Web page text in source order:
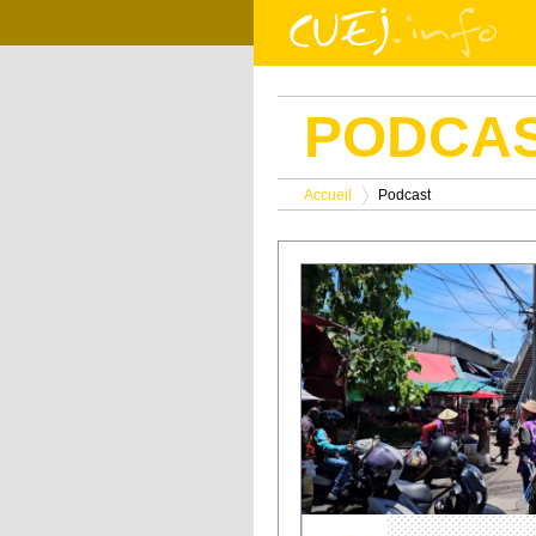
Vous êtes ici
Accueil
>
Podcast